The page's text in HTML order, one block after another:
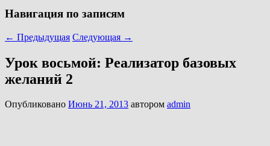
Навигация по записям
← Предыдущая Следующая →
Урок восьмой: Реализатор базовых
желаний 2
Опубликовано Июнь 21, 2013 автором admin